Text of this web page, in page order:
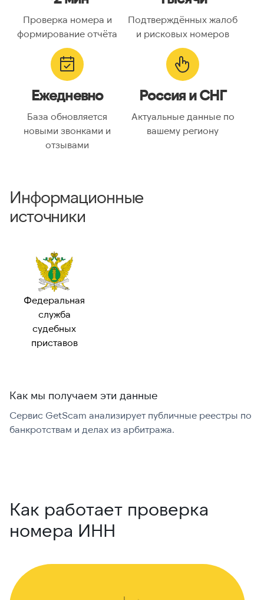
Проверка номера и
формирование отчёта
Подтверждённых жалоб
и рисковых номеров
Ежедневно
База обновляется
новыми звонками и
отзывами
Россия и СНГ
Актуальные данные по
вашему региону
Информационные
источники
Федеральная
служба
судебных
приставов
Как мы получаем эти данные
Сервис GetScam анализирует публичные реестры по
банкротствам и делах из арбитража.
Как работает проверка
номера ИНН